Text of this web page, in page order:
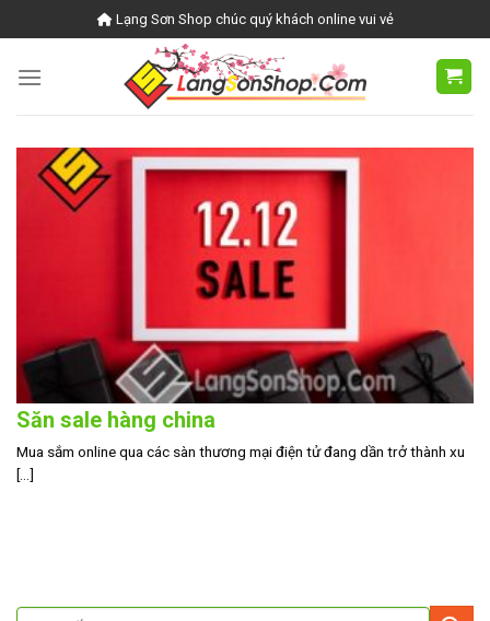
to
content
Lạng Sơn Shop chúc quý khách online vui vẻ
Săn sale hàng china
Mua sắm online qua các sàn thương mại điện tử đang dần trở thành xu
[...]